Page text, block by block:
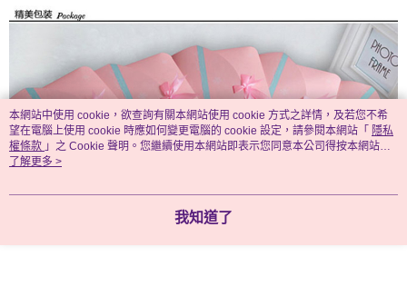
本網站中使用 cookie，欲查詢有關本網站使用 cookie 方式之詳情，及若您不希
望在電腦上使用 cookie 時應如何變更電腦的 cookie 設定，請參閱本網站「 隱私
權條款 」之 Cookie 聲明。您繼續使用本網站即表示您同意本公司得按本網站使
用條款之 Cookie 聲明使用 cookie。
了解更多 >
我知道了